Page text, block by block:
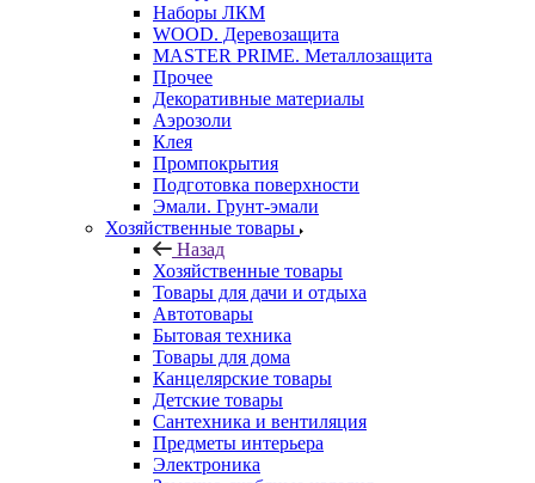
Наборы ЛКМ
WOOD. Деревозащита
MASTER PRIME. Металлозащита
Прочее
Декоративные материалы
Аэрозоли
Клея
Промпокрытия
Подготовка поверхности
Эмали. Грунт-эмали
Хозяйственные товары
Назад
Хозяйственные товары
Товары для дачи и отдыха
Автотовары
Бытовая техника
Товары для дома
Канцелярские товары
Детские товары
Сантехника и вентиляция
Предметы интерьера
Электроника